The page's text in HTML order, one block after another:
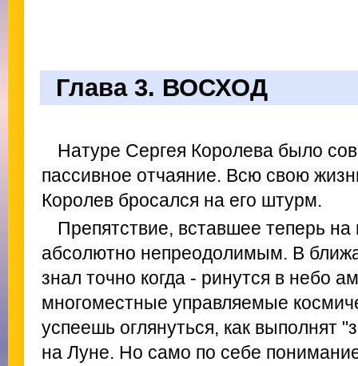
Глава 3. ВОСХОД
Натуре Сергея Королева было
пассивное отчаяние. Всю свою
Королев бросался на его штурм.
Препятствие, вставшее теперь
абсолютно непреодолимым. В
знал точно когда - ринутся в небо
многоместные управляемые
успеешь оглянуться, как выполнят
на Луне. Но само по себе